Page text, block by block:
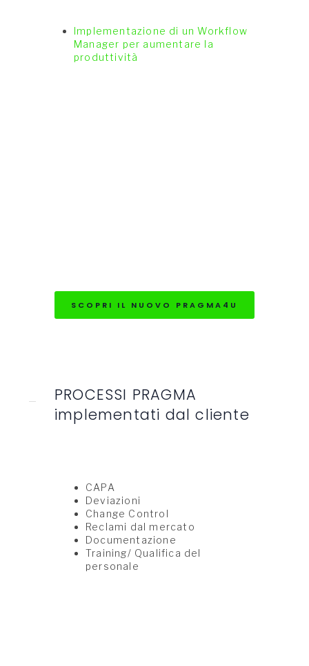
Implementazione di un Workflow
Manager per aumentare la
produttività
SCOPRI IL NUOVO PRAGMA4U
PROCESSI PRAGMA
implementati dal cliente
CAPA
Deviazioni
Change Control
Reclami dal mercato
Documentazione
Training/ Qualifica del
personale